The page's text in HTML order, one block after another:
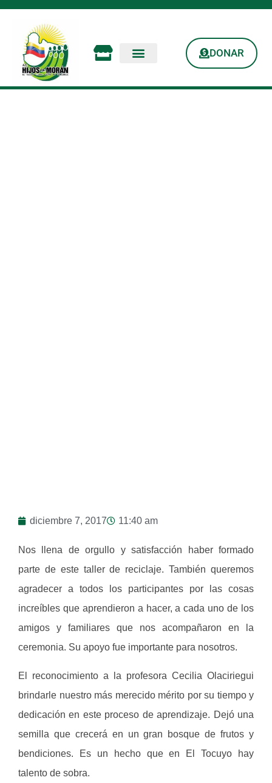
DONAR
diciembre 7, 2017 11:40 am
Nos llena de orgullo y satisfacción haber formado
parte de este taller de reciclaje. También queremos
agradecer a todos los participantes por las cosas
increíbles que aprendieron a hacer, a cada uno de los
amigos y familiares que nos acompañaron en la
ceremonia. Su apoyo fue importante para nosotros.
El reconocimiento a la profesora Cecilia Olaciriegui
brindarle nuestro más merecido mérito por su tiempo y
dedicación en este proceso de aprendizaje. Dejó una
semilla que crecerá en un gran bosque de frutos y
bendiciones. Es un hecho que en El Tocuyo hay
talento de sobra.